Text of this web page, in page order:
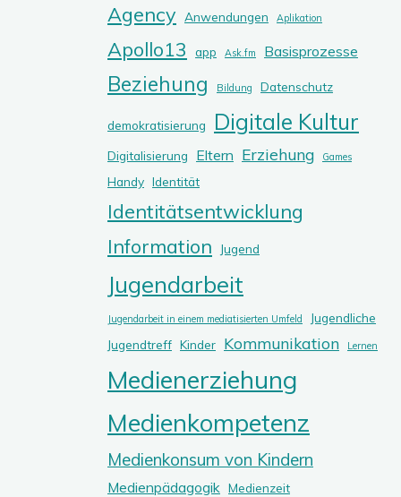
Agency Anwendungen Aplikation
Apollo13 app Ask.fm Basisprozesse
Beziehung Bildung Datenschutz
demokratisierung Digitale Kultur
Digitalisierung Eltern Erziehung Games
Handy Identität
Identitätsentwicklung
Information
Jugend
Jugendarbeit
Jugendarbeit in einem mediatisierten Umfeld
Jugendliche
Jugendtreff Kinder Kommunikation Lernen
Medienerziehung
Medienkompetenz
Medienkonsum von Kindern
Medienpädagogik Medienzeit